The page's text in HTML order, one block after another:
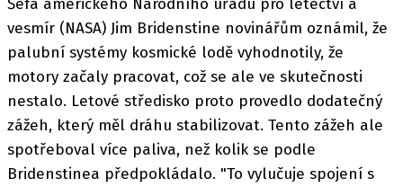
vesmír (NASA) Jim Bridenstine novinářům oznámil, že
palubní systémy kosmické lodě vyhodnotily, že
motory začaly pracovat, což se ale ve skutečnosti
nestalo. Letové středisko proto provedlo dodatečný
zážeh, který měl dráhu stabilizovat. Tento zážeh ale
spotřeboval více paliva, než kolik se podle
Bridenstinea předpokládalo. "To vylučuje spojení s